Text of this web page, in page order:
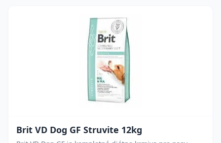
Brit VD Dog GF Struvite 12kg